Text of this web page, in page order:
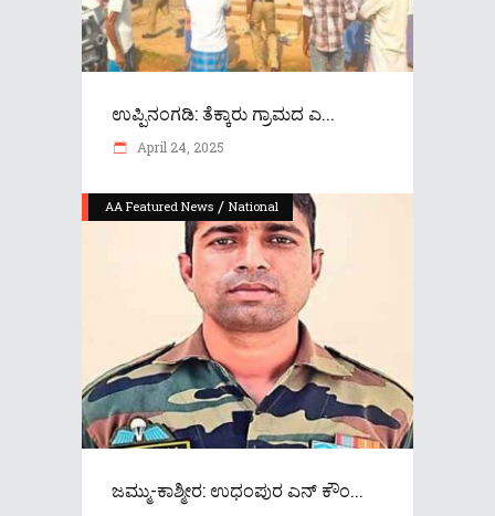
ಉಪ್ಪಿನಂಗಡಿ: ತೆಕ್ಕಾರು ಗ್ರಾಮದ ಎ...
April 24, 2025
AA Featured News / National
ಜಮ್ಮು-ಕಾಶ್ಮೀರ: ಉಧಂಪುರ ಎನ್ ಕೌಂ...